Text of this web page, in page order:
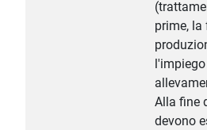
prime, la
Alla fine
devono